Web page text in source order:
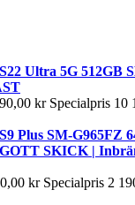
Ultra 5G 512GB
kr Specialpris 10
Plus SM-G965FZ
SKICK |
kr Specialpris 2